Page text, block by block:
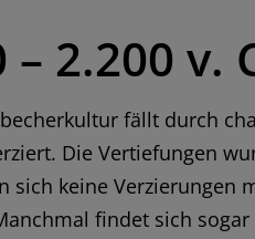
– 2.200 v.
fällt durch
Die Vertiefungen
sich keine Verzierungen
findet sich